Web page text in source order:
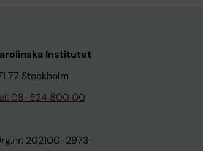
Institutet
77 Stockholm
08-524 800 00
202100-2973